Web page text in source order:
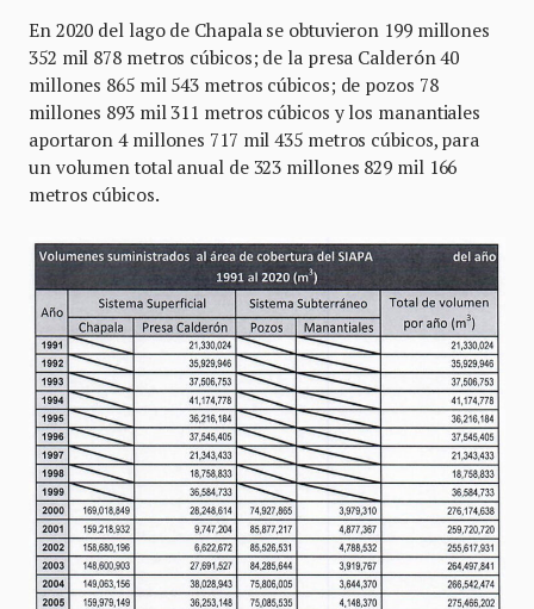
En 2020 del lago de Chapala se obtuvieron 199 millones
352 mil 878 metros cúbicos; de la presa Calderón 40
millones 865 mil 543 metros cúbicos; de pozos 78
millones 893 mil 311 metros cúbicos y los manantiales
aportaron 4 millones 717 mil 435 metros cúbicos, para
un volumen total anual de 323 millones 829 mil 166
metros cúbicos.